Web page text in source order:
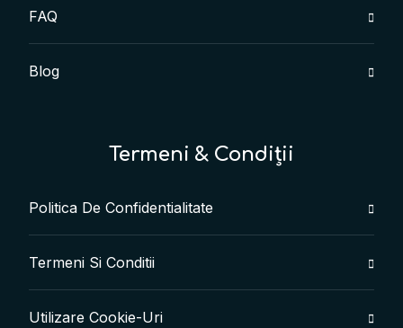
FAQ
Blog
Termeni & Condiții
Politica De Confidentialitate
Termeni Si Conditii
Utilizare Cookie-Uri